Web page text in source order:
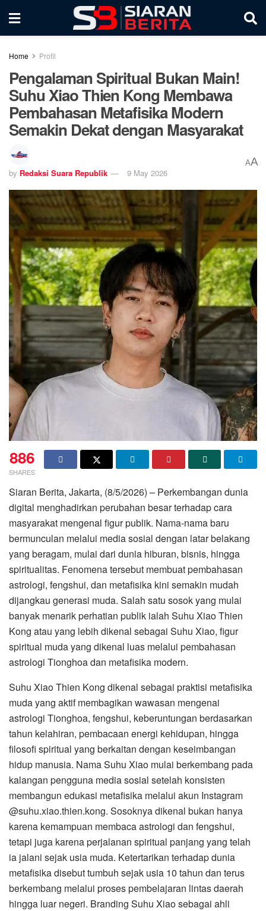
Home Profil
Pengalaman Spiritual Bukan Main!
Suhu Xiao Thien Kong Membawa
Pembahasan Metafisika Modern
Semakin Dekat dengan Masyarakat
by Redaksi Suara Republik 9 May 2026
AA
886
SHARES
Siaran Berita, Jakarta, (8/5/2026) – Perkembangan dunia
digital menghadirkan perubahan besar terhadap cara
masyarakat mengenal figur publik. Nama-nama baru
bermunculan melalui media sosial dengan latar belakang
yang beragam, mulai dari dunia hiburan, bisnis, hingga
spiritualitas. Fenomena tersebut membuat pembahasan
astrologi, fengshui, dan metafisika kini semakin mudah
dijangkau generasi muda. Salah satu sosok yang mulai
banyak menarik perhatian publik ialah Suhu Xiao Thien
Kong atau yang lebih dikenal sebagai Suhu Xiao, figur
spiritual muda yang dikenal luas melalui pembahasan
astrologi Tionghoa dan metafisika modern.
Suhu Xiao Thien Kong dikenal sebagai praktisi metafisika
muda yang aktif membagikan wawasan mengenai
astrologi Tionghoa, fengshui, keberuntungan berdasarkan
tahun kelahiran, pembacaan energi kehidupan, hingga
filosofi spiritual yang berkaitan dengan keseimbangan
hidup manusia. Nama Suhu Xiao mulai berkembang pada
kalangan pengguna media sosial setelah konsisten
membangun edukasi metafisika melalui akun Instagram
@suhu.xiao.thien.kong. Sosoknya dikenal bukan hanya
karena kemampuan membaca astrologi dan fengshui,
tetapi juga karena perjalanan spiritual panjang yang telah
ia jalani sejak usia muda. Ketertarikan terhadap dunia
metafisika disebut tumbuh sejak usia 10 tahun dan terus
berkembang melalui proses pembelajaran lintas daerah
hingga luar negeri. Branding Suhu Xiao sebagai ahli